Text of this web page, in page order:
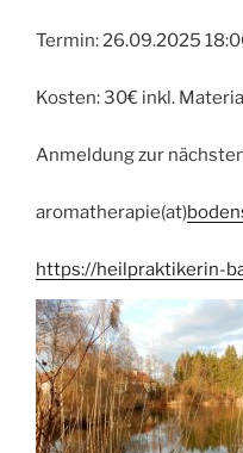
Termin: 26.09.2025
Kosten: 30€ inkl.
Anmeldung zur
aromatherapie(at)
https://heilpraktikerin-